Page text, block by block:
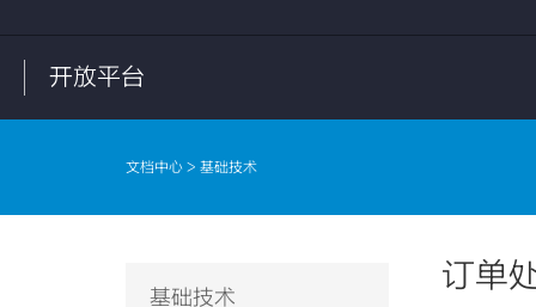
开放平台
文档中心 > 基础技术
基础技术
订单